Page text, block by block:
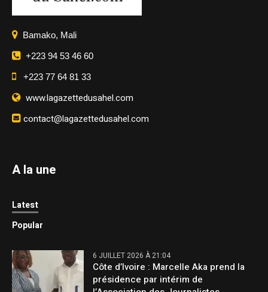
Bamako, Mali
+223 94 53 46 60
+223 77 64 81 33
www.lagazettedusahel.com
contact@lagazettedusahel.com
A la une
Latest
Popular
6 JUILLET 2026 À 21:04
Côte d’Ivoire : Marcelle Aka prend la
présidence par intérim de